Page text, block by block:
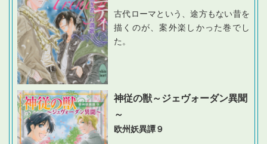
古代ローマという、途方もない昔を
描くのが、案外楽しかった巻でし
た。
神従の獣～ジェヴォーダン異聞
～
欧州妖異譚９